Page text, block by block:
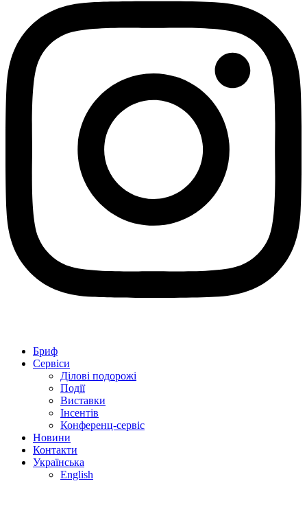
Бриф
Сервіси
Ділові подорожі
Події
Виставки
Інсентів
Конференц-сервіс
Новини
Контакти
Українська
English